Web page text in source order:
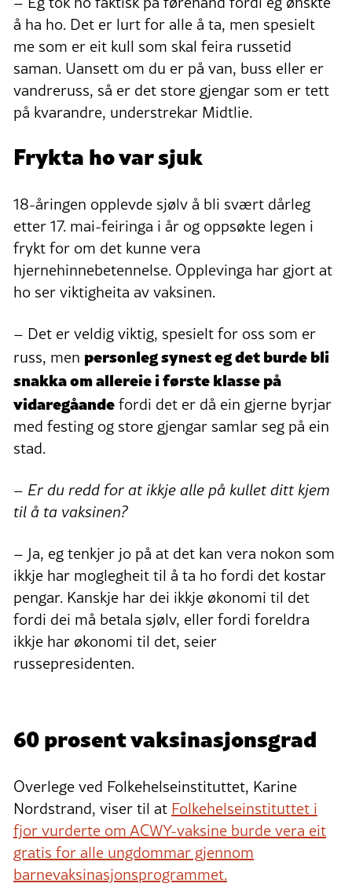
å ha ho. Det er lurt for alle å ta, men spesielt
me som er eit kull som skal feira russetid
saman. Uansett om du er på van, buss eller er
vandreruss, så er det store gjengar som er tett
på kvarandre, understrekar Midtlie.
Frykta ho var sjuk
18-åringen opplevde sjølv å bli svært dårleg
etter 17. mai-feiringa i år og oppsøkte legen i
frykt for om det kunne vera
hjernehinnebetennelse. Opplevinga har gjort at
ho ser viktigheita av vaksinen.
– Det er veldig viktig, spesielt for oss som er
russ, men personleg synest eg det burde bli
snakka om allereie i første klasse på
vidaregåandefordi det er då ein gjerne byrjar
med festing og store gjengar samlar seg på ein
stad.
– Er du redd for at ikkje alle på kullet ditt kjem
til å ta vaksinen?
– Ja, eg tenkjer jo på at det kan vera nokon som
ikkje har moglegheit til å ta ho fordi det kostar
pengar. Kanskje har dei ikkje økonomi til det
fordi dei må betala sjølv, eller fordi foreldra
ikkje har økonomi til det, seier
russepresidenten.
60 prosent vaksinasjonsgrad
Overlege ved Folkehelseinstituttet, Karine
Nordstrand, viser til at Folkehelseinstituttet i
fjor vurderte om ACWY-vaksine burde vera eit
gratis for alle ungdommar gjennom
barnevaksinasjonsprogrammet.